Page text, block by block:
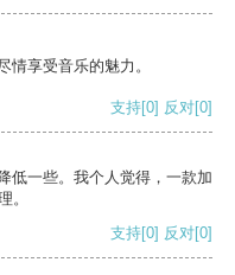
情享受音乐的魅力。
支持[0] 反对[0]
低一些。我个人觉得，一款加
。
支持[0] 反对[0]